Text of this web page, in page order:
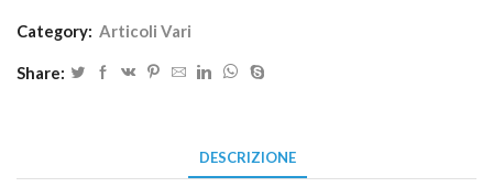
Category: Articoli Vari
Share:
DESCRIZIONE